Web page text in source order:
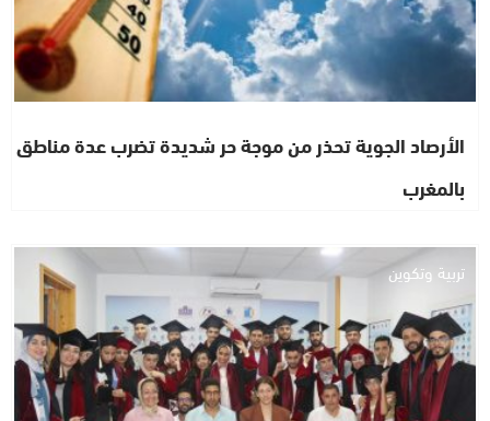
الأرصاد الجوية تحذر من موجة حر شديدة تضرب عدة مناطق
بالمغرب
تربية وتكوين